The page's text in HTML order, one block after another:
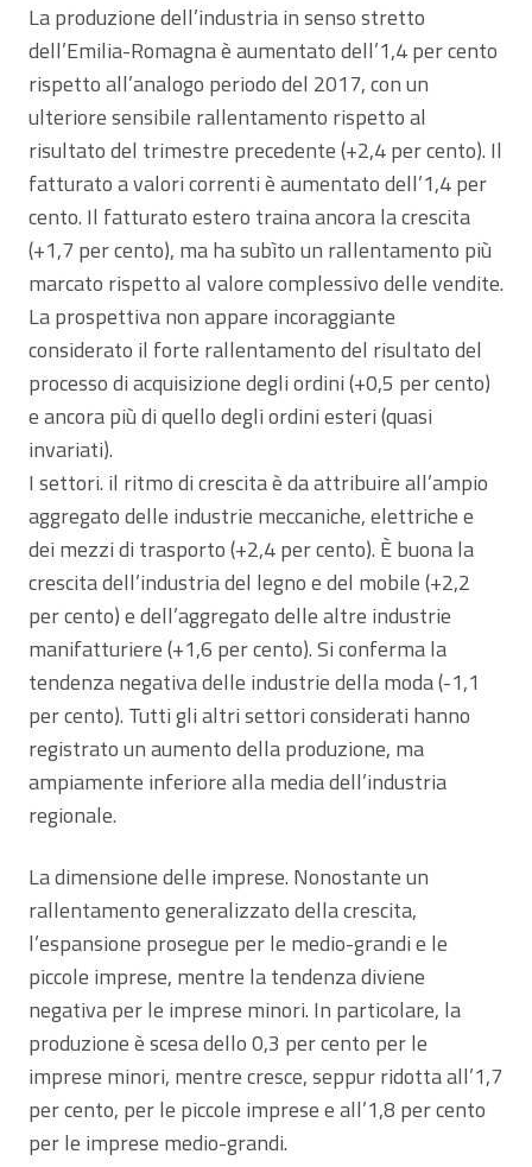
La produzione dell’industria in senso stretto
dell’Emilia-Romagna è aumentato dell’1,4 per cento
rispetto all’analogo periodo del 2017, con un
ulteriore sensibile rallentamento rispetto al
risultato del trimestre precedente (+2,4 per cento). Il
fatturato a valori correnti è aumentato dell’1,4 per
cento. Il fatturato estero traina ancora la crescita
(+1,7 per cento), ma ha subìto un rallentamento più
marcato rispetto al valore complessivo delle vendite.
La prospettiva non appare incoraggiante
considerato il forte rallentamento del risultato del
processo di acquisizione degli ordini (+0,5 per cento)
e ancora più di quello degli ordini esteri (quasi
invariati).
I settori. il ritmo di crescita è da attribuire all’ampio
aggregato delle industrie meccaniche, elettriche e
dei mezzi di trasporto (+2,4 per cento). È buona la
crescita dell’industria del legno e del mobile (+2,2
per cento) e dell’aggregato delle altre industrie
manifatturiere (+1,6 per cento). Si conferma la
tendenza negativa delle industrie della moda (-1,1
per cento). Tutti gli altri settori considerati hanno
registrato un aumento della produzione, ma
ampiamente inferiore alla media dell’industria
regionale.
La dimensione delle imprese. Nonostante un
rallentamento generalizzato della crescita,
l’espansione prosegue per le medio-grandi e le
piccole imprese, mentre la tendenza diviene
negativa per le imprese minori. In particolare, la
produzione è scesa dello 0,3 per cento per le
imprese minori, mentre cresce, seppur ridotta all’1,7
per cento, per le piccole imprese e all’1,8 per cento
per le imprese medio-grandi.